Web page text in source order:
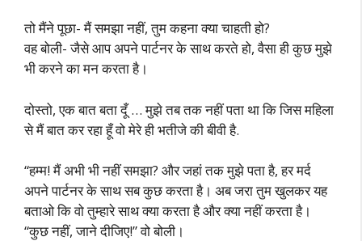
तो मैंने पूछा- मैं समझा नहीं, तुम कहना क्या चाहती हो?
वह बोली- जैसे आप अपने पार्टनर के साथ करते हो, वैसा ही कुछ मुझे
भी करने का मन करता है।
दोस्तो, एक बात बता दूँ … मुझे तब तक नहीं पता था कि जिस महिला
से मैं बात कर रहा हूँ वो मेरे ही भतीजे की बीवी है.
“हम्म! मैं अभी भी नहीं समझा? और जहां तक मुझे पता है, हर मर्द
अपने पार्टनर के साथ सब कुछ करता है। अब जरा तुम खुलकर यह
बताओ कि वो तुम्हारे साथ क्या करता है और क्या नहीं करता है।
“कुछ नहीं, जाने दीजिए!” वो बोली।